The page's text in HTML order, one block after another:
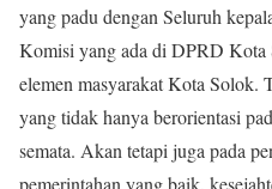
yang padu dengan Seluruh
Komisi yang ada di DPRD Kota
elemen masyarakat Kota Solok.
yang tidak hanya berorientasi
semata. Akan tetapi juga pada
pemerintahan yang baik,